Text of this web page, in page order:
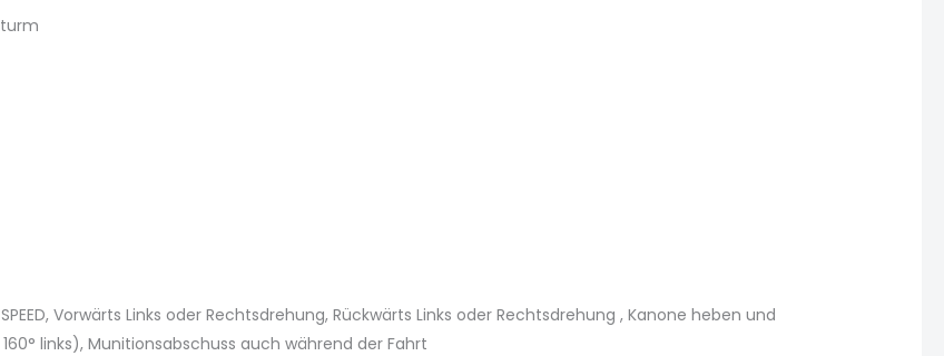
Vorwärts Links oder Rechtsdrehung, Rückwärts Links oder Rechtsdrehung , Kanone heben und
links), Munitionsabschuss auch während der Fahrt